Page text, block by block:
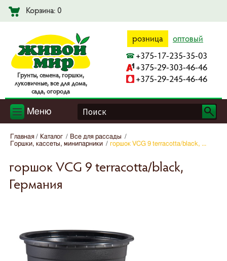
Корзина: 0
Гpyнты, ceмeнa, гopшки,
лyкoвичныe, вce для дoмa,
caдa, oгopoдa
розница оптовый
+375-17-235-35-03
+375-29-303-46-46
+375-29-245-46-46
Меню
Главная Каталог
Все для рассады
Горшки, кассеты, минипарники
горшок VCG 9 terracotta/black, ...
горшок VCG 9 terracotta/black,
Германия